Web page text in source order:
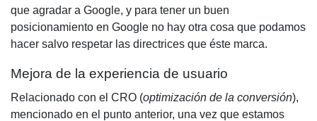
que agradar a Google, y para tener un buen
posicionamiento en Google no hay otra cosa que podamos
hacer salvo respetar las directrices que éste marca.
Mejora de la experiencia de usuario
Relacionado con el CRO (optimización de la conversión),
mencionado en el punto anterior, una vez que estamos